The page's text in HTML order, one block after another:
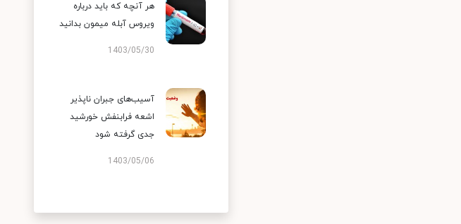
هر آنچه که باید درباره
ویروس آبله میمون بدانید
1403/05/30
آسیب‌های جبران ناپذیر
اشعه فرابنفش خورشید
جدی گرفته شود
1403/05/06